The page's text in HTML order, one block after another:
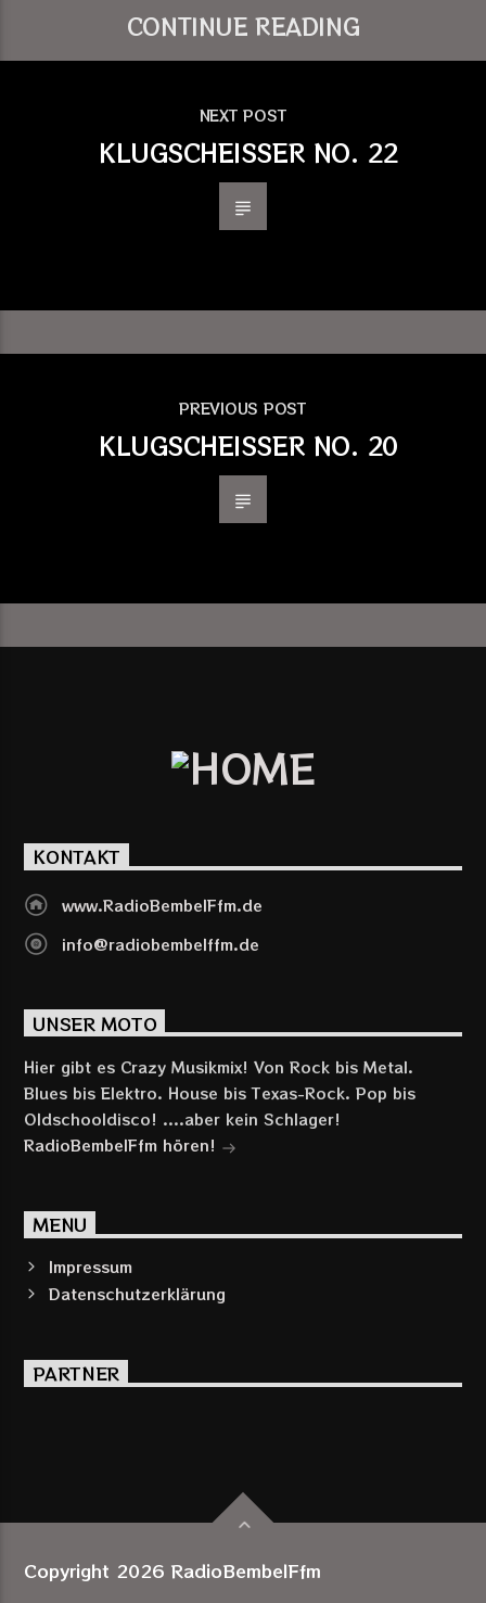
CONTINUE READING
NEXT POST
KLUGSCHEISSER NO. 22
PREVIOUS POST
KLUGSCHEISSER NO. 20
KONTAKT
www.RadioBembelFfm.de
info@radiobembelffm.de
UNSER MOTO
Hier gibt es Crazy Musikmix! Von Rock bis Metal.
Blues bis Elektro. House bis Texas-Rock. Pop bis
Oldschooldisco! ....aber kein Schlager!
RadioBembelFfm hören!
MENU
Impressum
Datenschutzerklärung
PARTNER
Copyright 2026 RadioBembelFfm